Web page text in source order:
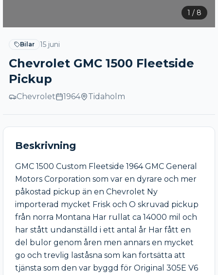
1 / 8
Bilar 15 juni
Chevrolet GMC 1500 Fleetside
Pickup
Chevrolet 1964 Tidaholm
Beskrivning
GMC 1500 Custom Fleetside 1964 GMC General
Motors Corporation som var en dyrare och mer
påkostad pickup än en Chevrolet Ny
importerad mycket Frisk och O skruvad pickup
från norra Montana Har rullat ca 14000 mil och
har stått undanställd i ett antal år Har fått en
del bulor genom åren men annars en mycket
go och trevlig laståsna som kan fortsätta att
tjänsta som den var byggd för Original 305E V6